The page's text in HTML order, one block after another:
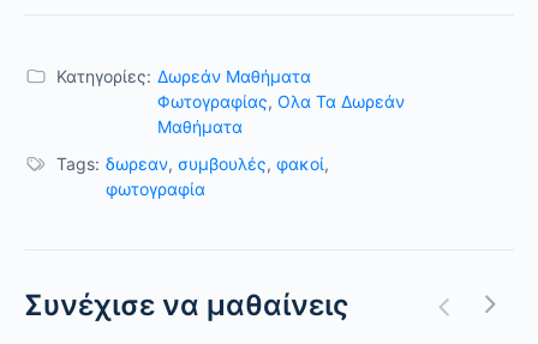
Κατηγορίες: Δωρεάν Μαθήματα
Φωτογραφίας, Ολα Τα Δωρεάν
Μαθήματα
Tags: δωρεαν, συμβουλές, φακοί,
φωτογραφία
Συνέχισε να μαθαίνεις